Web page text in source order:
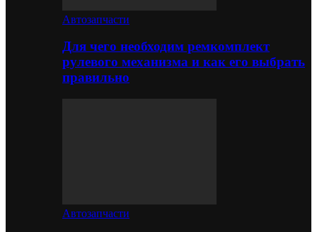
Автозапчасти
Для чего необходим ремкомплект
рулевого механизма и как его выбрать
правильно
Автозапчасти